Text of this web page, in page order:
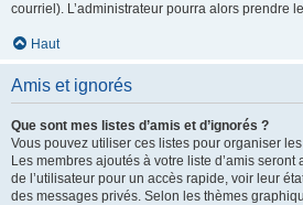
courriel). L’administrateur pourra alors prendre
Haut
Amis et ignorés
Que sont mes listes d’amis et d’ignorés ?
Vous pouvez utiliser ces listes pour organiser
Les membres ajoutés à votre liste d’amis
de l’utilisateur pour un accès rapide, voir leur
des messages privés. Selon les thèmes